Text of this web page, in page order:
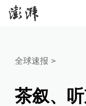
全球速报 >
茶叙、